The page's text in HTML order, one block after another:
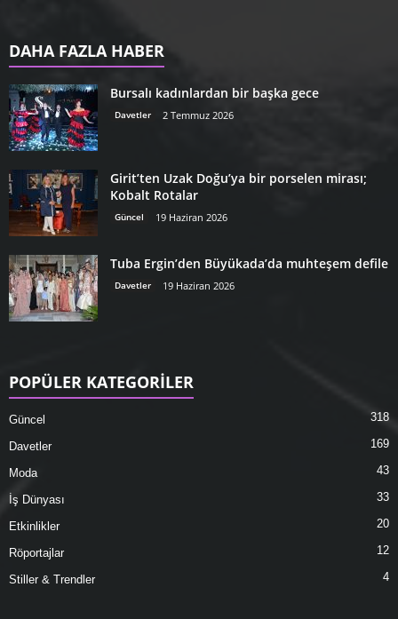
DAHA FAZLA HABER
Bursalı kadınlardan bir başka gece
Davetler 2 Temmuz 2026
Girit’ten Uzak Doğu’ya bir porselen mirası;
Kobalt Rotalar
Güncel 19 Haziran 2026
Tuba Ergin’den Büyükada’da muhteşem defile
Davetler 19 Haziran 2026
POPÜLER KATEGORİLER
Güncel 318
Davetler 169
Moda 43
İş Dünyası 33
Etkinlikler 20
Röportajlar 12
Stiller & Trendler 4